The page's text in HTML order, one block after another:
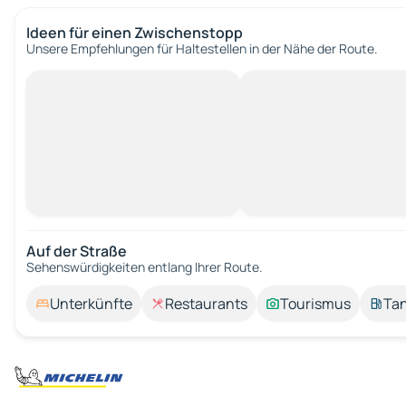
Ideen für einen Zwischenstopp
Unsere Empfehlungen für Haltestellen in der Nähe der Route.
Auf der Straße
Sehenswürdigkeiten entlang Ihrer Route.
Unterkünfte Restaurants Tourismus